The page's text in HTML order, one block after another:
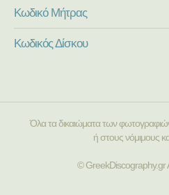
Κωδικό Μήτρας
Κωδικός Δίσκου
Όλα τα δικαιώματα των
ή στους νόμιμους
© GreekDiscography.gr